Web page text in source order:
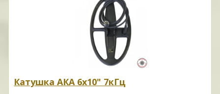
Катушка АКА 6х10" 7кГц